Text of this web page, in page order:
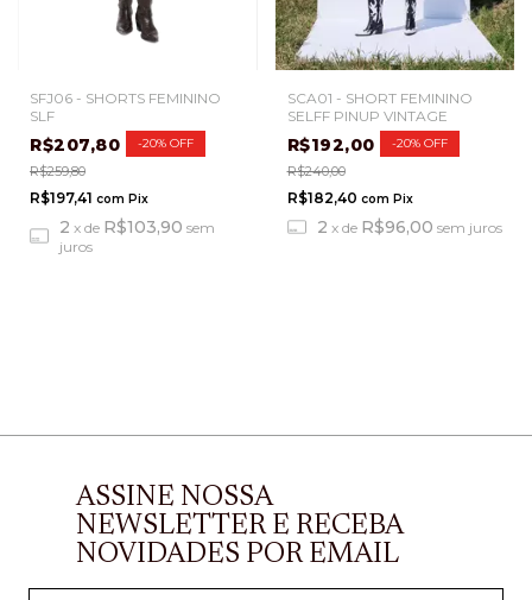
SFJ06 - SHORTS FEMININO
SLF
R$207,80 -20% OFF
R$259,80
R$197,41 com Pix
2 x de R$103,90 sem
juros
SCA01 - SHORT FEMININO
SELFF PINUP VINTAGE
R$192,00 -20% OFF
R$240,00
R$182,40 com Pix
2 x de R$96,00 sem juros
ASSINE NOSSA
NEWSLETTER E RECEBA
NOVIDADES POR EMAIL